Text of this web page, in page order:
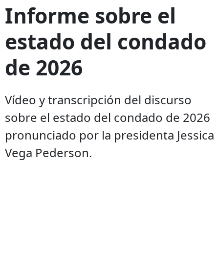
Informe sobre el
estado del condado
de 2026
Vídeo y transcripción del discurso
sobre el estado del condado de 2026
pronunciado por la presidenta Jessica
Vega Pederson.